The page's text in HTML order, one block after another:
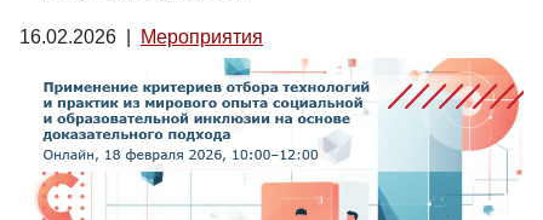
16.02.2026 Мероприятия